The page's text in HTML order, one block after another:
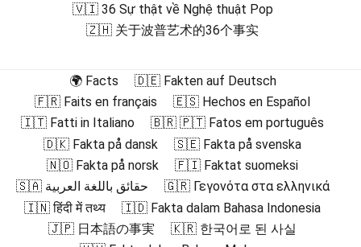
🇻🇮 36 Sự thật về Nghệ thuật Pop
🇿🇭 关于波普艺术的36个事实
🌍 Facts
🇩🇪 Fakten auf Deutsch
🇫🇷 Faits en français
🇪🇸 Hechos en Español
🇮🇹 Fatti in Italiano
🇧🇷 🇵🇹 Fatos em português
🇩🇰 Fakta på dansk
🇸🇪 Fakta på svenska
🇳🇴 Fakta på norsk
🇫🇮 Faktat suomeksi
🇸🇦 حقائق باللغة العربية
🇬🇷 Γεγονότα στα ελληνικά
🇮🇳 हिंदी में तथ्य
🇮🇩 Fakta dalam Bahasa Indonesia
🇯🇵 日本語の事実
🇰🇷 한국어로 된 사실